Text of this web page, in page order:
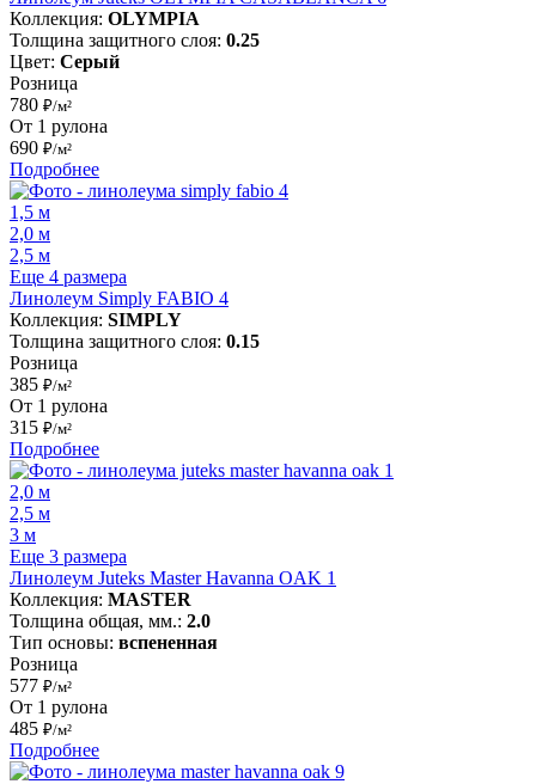
Коллекция: OLYMPIA
Толщина защитного слоя: 0.25
Цвет: Серый
Розница
780 ₽/м²
От 1 рулона
690 ₽/м²
Подробнее
1,5 м
2,0 м
2,5 м
Еще 4 размера
Линолеум Simply FABIO 4
Коллекция: SIMPLY
Толщина защитного слоя: 0.15
Розница
385 ₽/м²
От 1 рулона
315 ₽/м²
Подробнее
2,0 м
2,5 м
3 м
Еще 3 размера
Линолеум Juteks Master Havanna OAK 1
Коллекция: MASTER
Толщина общая, мм.: 2.0
Тип основы: вспененная
Розница
577 ₽/м²
От 1 рулона
485 ₽/м²
Подробнее